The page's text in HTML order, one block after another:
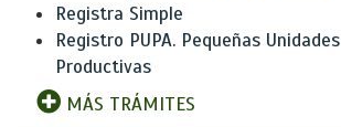
Registra Simple
Registro PUPA. Pequeñas Unidades
Productivas
MÁS TRÁMITES